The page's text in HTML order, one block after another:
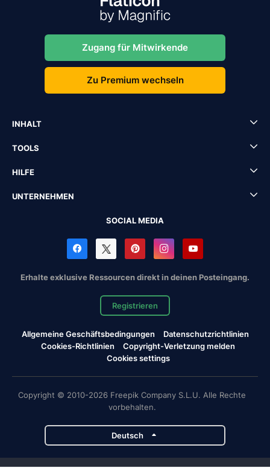
Zugang für Mitwirkende
Zu Premium wechseln
INHALT
TOOLS
HILFE
UNTERNEHMEN
SOCIAL MEDIA
Erhalte exklusive Ressourcen direkt in deinen Posteingang.
Registrieren
Allgemeine Geschäftsbedingungen
Datenschutzrichtlinien
Cookies-Richtlinien
Copyright-Verletzung melden
Cookies settings
Copyright © 2010-2026 Freepik Company S.L.U. Alle Rechte
vorbehalten.
Deutsch